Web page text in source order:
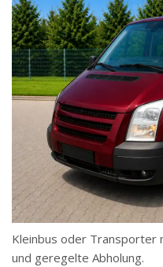
Kleinbus oder Transporter
und geregelte Abholung.